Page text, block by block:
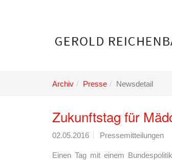
Archiv Presse Newsdetail
Zukunftstag für
02.05.2016 Pressemitteilungen
Einen Tag mit einem